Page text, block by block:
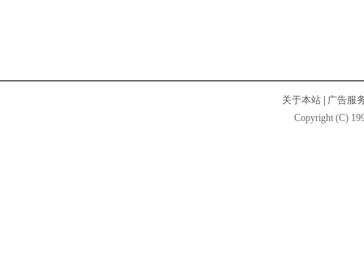
关于本站
广告服
Copyright (C)